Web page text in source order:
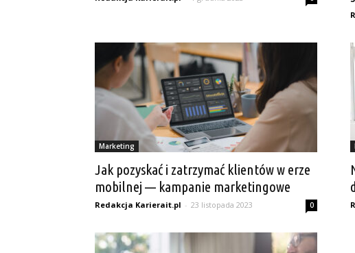
Marketing
Jak pozyskać i zatrzymać klientów w erze
mobilnej — kampanie marketingowe
Redakcja Karierait.pl - 23 listopada 2023 0